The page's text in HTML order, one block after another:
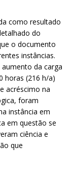
como resultado
do
o documento
instâncias.
da carga
horas (216 h/a)
acréscimo na
foram
instância em
em questão se
ciência e
que